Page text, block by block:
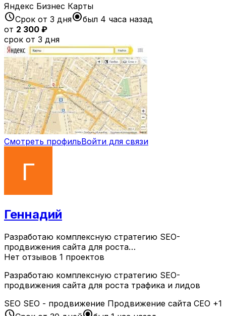
Яндекс Бизнес Карты
scheduleСрок от 3 дняradio_button_checkedбыл 4 часа назад
от 2 300 ₽
срок от 3 дня
Смотреть профильВойти для связи
Геннадий
Разработаю комплексную стратегию SEO-
продвижения сайта для роста…
Нет отзывов 1 проектов
Разработаю комплексную стратегию SEO-
продвижения сайта для роста трафика и лидов
SEO SEO - продвижение Продвижение сайта СЕО +1